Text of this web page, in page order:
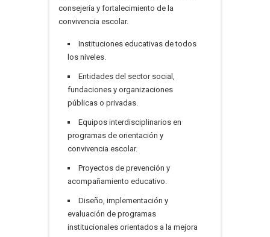
consejería y fortalecimiento de la
convivencia escolar.
Instituciones educativas de todos
los niveles.
Entidades del sector social,
fundaciones y organizaciones
públicas o privadas.
Equipos interdisciplinarios en
programas de orientación y
convivencia escolar.
Proyectos de prevención y
acompañamiento educativo.
Diseño, implementación y
evaluación de programas
institucionales orientados a la mejora